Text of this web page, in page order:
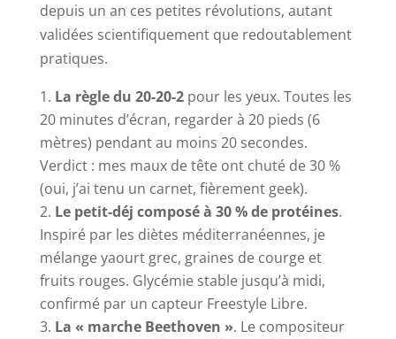
depuis un an ces petites révolutions, autant
validées scientifiquement que redoutablement
pratiques.
La règle du 20-20-2pour les yeux. Toutes les
20 minutes d’écran, regarder à 20 pieds (6
mètres) pendant au moins 20 secondes.
Verdict : mes maux de tête ont chuté de 30 %
(oui, j’ai tenu un carnet, fièrement geek).
Le petit-déj composé à 30 % de protéines.
Inspiré par les diètes méditerranéennes, je
mélange yaourt grec, graines de courge et
fruits rouges. Glycémie stable jusqu’à midi,
confirmé par un capteur Freestyle Libre.
La « marche Beethoven ». Le compositeur